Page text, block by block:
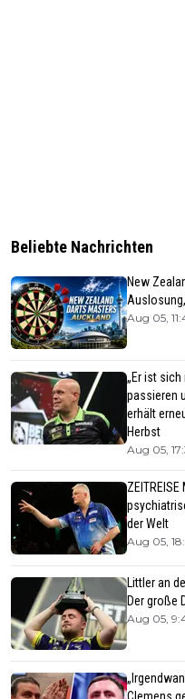
Beliebte Nachrichten
New
Aug 05,
„Er ist
passieren
erhält
Herbst
Aug 05,
der Welt
Aug 05,
Littler an
Der große
Aug 05,